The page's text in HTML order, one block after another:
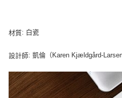
材質: 白瓷
設計師: 凱倫（Karen Kjældgård-Larsen